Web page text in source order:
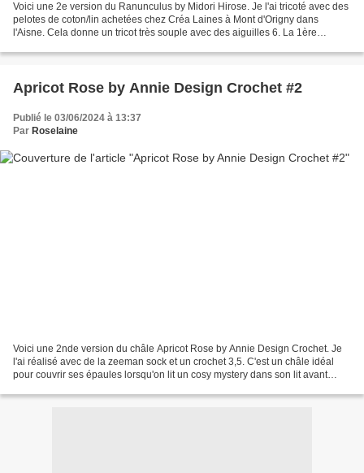
Voici une 2e version du Ranunculus by Midori Hirose. Je l'ai tricoté avec des
pelotes de coton/lin achetées chez Créa Laines à Mont d'Origny dans
l'Aisne. Cela donne un tricot très souple avec des aiguilles 6. La 1ère
Apricot Rose by Annie Design Crochet #2
Publié le 03/06/2024 à 13:37
Par Roselaine
Voici une 2nde version du châle Apricot Rose by Annie Design Crochet. Je
l'ai réalisé avec de la zeeman sock et un crochet 3,5. C'est un châle idéal
pour couvrir ses épaules lorsqu'on lit un cosy mystery dans son lit avant